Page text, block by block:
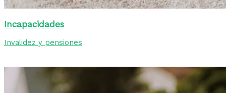
Incapacidades
Invalidez y pensiones